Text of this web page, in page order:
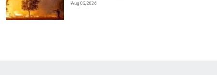
Aug 03, 2026